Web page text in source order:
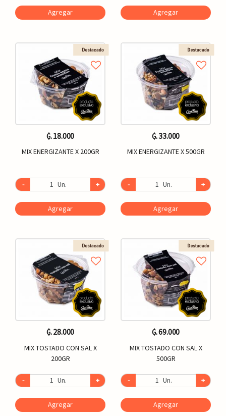
Agregar Agregar
₲. 18.000
MIX ENERGIZANTE X 200GR
- Un. +
Agregar
₲. 33.000
MIX ENERGIZANTE X 500GR
- Un. +
Agregar
₲. 28.000
MIX TOSTADO CON SAL X
200GR
- Un. +
Agregar
₲. 69.000
MIX TOSTADO CON SAL X
500GR
- Un. +
Agregar